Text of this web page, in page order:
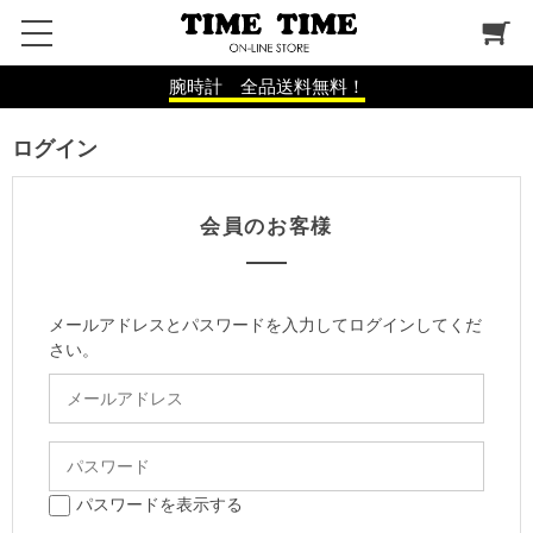
腕時計 全品送料無料！
ログイン
会員のお客様
メールアドレスとパスワードを入力してログインしてくだ
さい。
パスワードを表示する